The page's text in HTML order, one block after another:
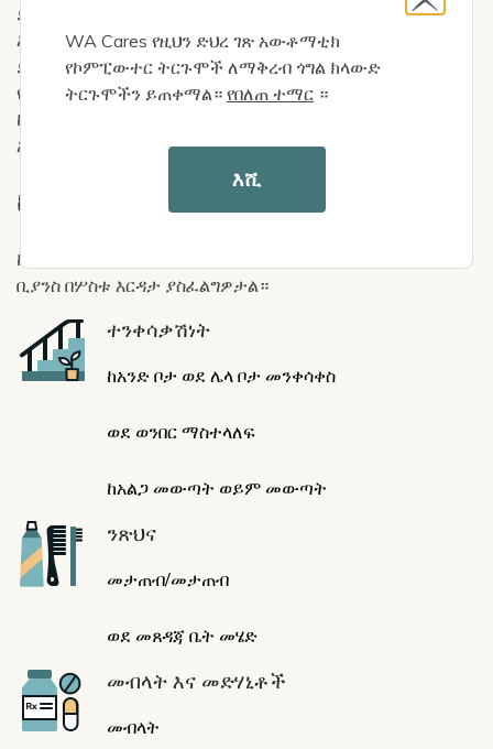
ይታገላሉ። እነሱ የሚያደርጉትን እንደሚከታተል ወይም አንድ
እንቅስቃሴ እንዲጀምሩ እንደሚጠቁማቸው ክትትል ሊያስፈልጋቸው
ይችላል። አንድ ሰው የእለት ተእለት እንቅስቃሴን ለማጠናቀቅ ክትትል
የሚያስፈልገው ከሆነ ጥቅማጥቅሞችን ለማግኘት እርዳታ
ከሚያስፈልጋቸው ሶስት የእለት ተእለት እንቅስቃሴዎች ውስጥ እንደ
አንዱ ይቆጠራል።
ከእነዚህ ውስጥ በአንዱ እርዳታ ይፈልጋሉ?
ከታች ከተዘረዘሩት ከእነዚህ የዕለት ተዕለት እንቅስቃሴዎች ውስጥ
ቢያንስ በሦስቱ እርዳታ ያስፈልግዎታል።
Icon
ተንቀሳቃሽነት
ከአንድ ቦታ ወደ ሌላ ቦታ መንቀሳቀስ
ወደ ወንበር ማስተላለፍ
ከአልጋ መውጣት ወይም መውጣት
Icon
ንጽህና
መታጠብ/መታጠብ
ወደ መጸዳጃ ቤት መሄድ
Icon
መብላት እና መድሃኒቶች
መብላት
WA Cares የዚህን ድህረ ገጽ አውቶማቲክ
የኮምፒውተር ትርጉሞች ለማቅረብ ጎግል ክላውድ
ትርጉሞችን ይጠቀማል። የበለጠ ተማር።
እሺ